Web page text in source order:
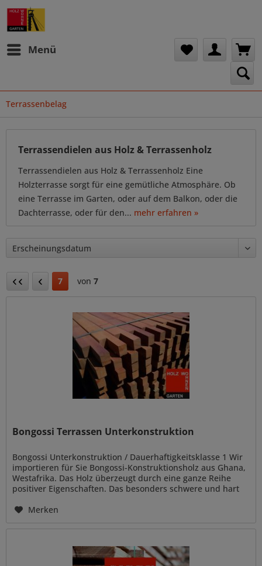
Menü
Terrassenbelag
Terrassendielen aus Holz & Terrassenholz
Terrassendielen aus Holz & Terrassenholz Eine
Holzterrasse sorgt für eine gemütliche Atmosphäre. Ob
eine Terrasse im Garten, oder auf dem Balkon, oder die
Dachterrasse, oder für den... mehr erfahren »
7 von 7
Bongossi Terrassen Unterkonstruktion
Bongossi Unterkonstruktion / Dauerhaftigkeitsklasse 1 Wir
importieren für Sie Bongossi-Konstruktionsholz aus Ghana,
Westafrika. Das Holz überzeugt durch eine ganze Reihe
positiver Eigenschaften. Das besonders schwere und hart
Merken